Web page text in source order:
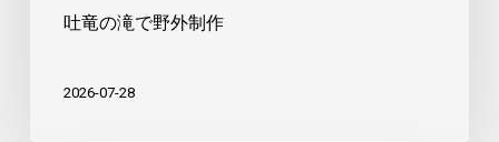
吐竜の滝で野外制作
2026-07-28